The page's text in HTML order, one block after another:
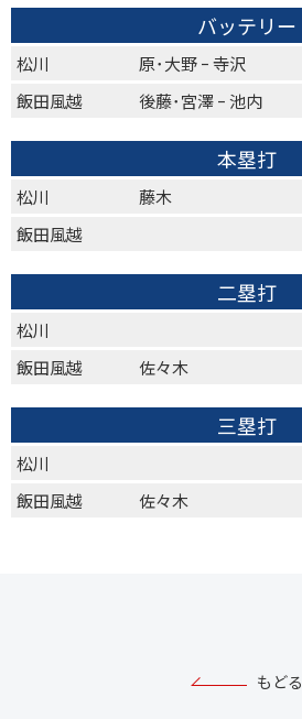
バッテリー
松川
原･大野 ｰ 寺沢
飯田風越
後藤･宮澤 ｰ 池内
本塁打
松川
藤木
飯田風越
二塁打
松川
飯田風越
佐々木
三塁打
松川
飯田風越
佐々木
もどる